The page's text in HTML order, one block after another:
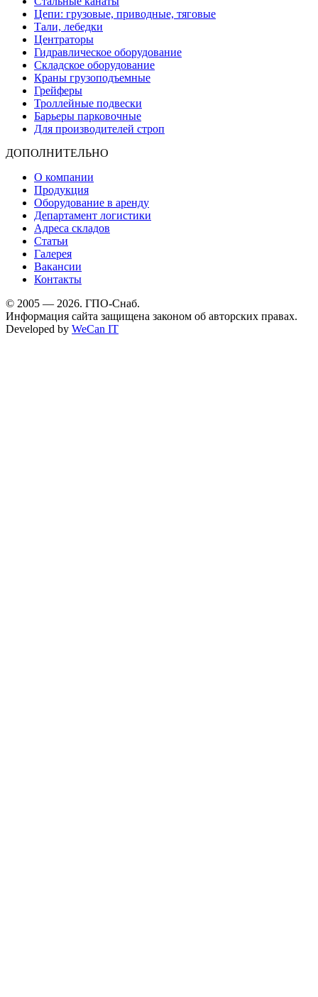
Цепи: грузовые, приводные, тяговые
Тали, лебедки
Центраторы
Гидравлическое оборудование
Складское оборудование
Краны грузоподъемные
Грейферы
Троллейные подвески
Барьеры парковочные
Для производителей строп
ДОПОЛНИТЕЛЬНО
О компании
Продукция
Оборудование в аренду
Департамент логистики
Адреса складов
Статьи
Галерея
Вакансии
Контакты
© 2005 — 2026. ГПО-Снаб.
Информация сайта защищена законом об авторских правах.
Developed by WeCan IT